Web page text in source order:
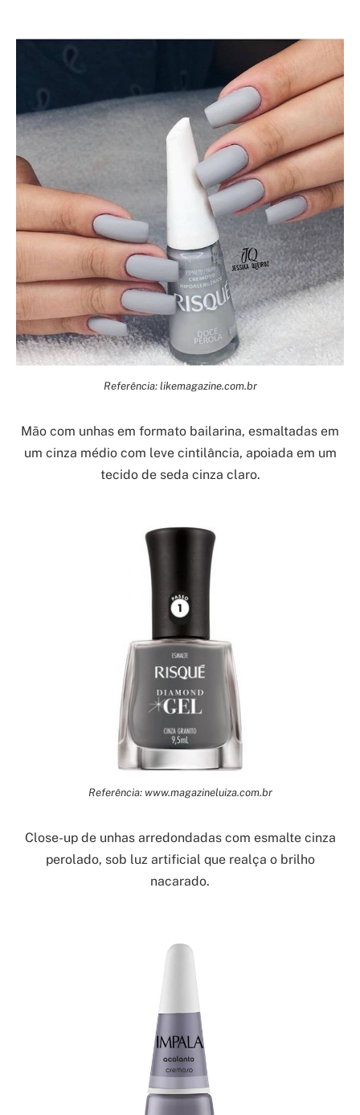
Referência: likemagazine.com.br
Mão com unhas em formato bailarina, esmaltadas em
um cinza médio com leve cintilância, apoiada em um
tecido de seda cinza claro.
Referência: www.magazineluiza.com.br
Close-up de unhas arredondadas com esmalte cinza
perolado, sob luz artificial que realça o brilho
nacarado.